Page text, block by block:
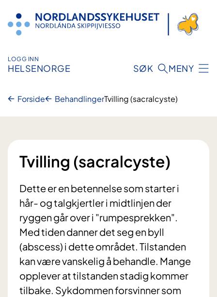
innhold
LOGG INN
HELSENORGE SØK MENY
Forside BehandlingerTvilling (sacralcyste)
Tvilling (sacralcyste)
Dette er en betennelse som starter i
hår- og talgkjertler i midtlinjen der
ryggen går over i "rumpesprekken".
Med tiden danner det seg en byll
(abscess) i dette området. Tilstanden
kan være vanskelig å behandle. Mange
opplever at tilstanden stadig kommer
tilbake. Sykdommen forsvinner som